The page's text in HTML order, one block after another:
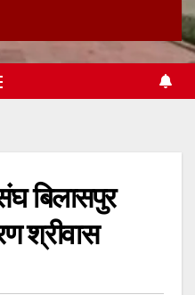
बिलासपुर
श्रीवास